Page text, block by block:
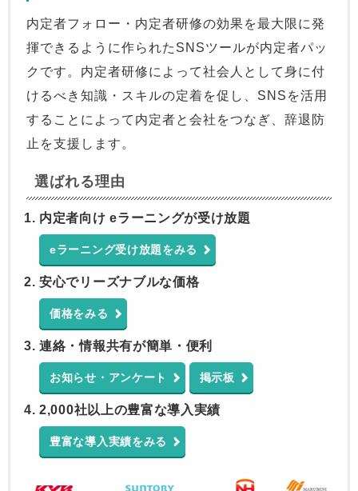
内定者フォロー・内定者研修の効果を最大限に発
揮できるように作られたSNSツールが内定者パッ
クです。内定者研修によって社会人として身に付
けるべき知識・スキルの定着を促し、SNSを活用
することによって内定者と会社をつなぎ、辞退防
止を支援します。
選ばれる理由
内定者向け eラーニングが受け放題
eラーニング受け放題をみる
安心でリーズナブルな価格
価格をみる
連絡・情報共有が簡単・便利
お知らせ・アンケート 掲示板
2,000社以上の豊富な導入実績
豊富な導入実績をみる